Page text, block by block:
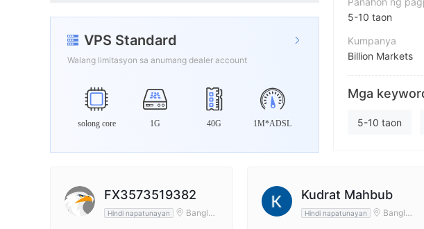
9
VPS Standard
Walang limitasyon sa anumang dealer account
solong core 1G 40G 1M*ADSL
5-10 taon
Kumpanya
Billion Markets
Pagwawasto
Billion Markets
empleyado ng
Mga
5-10 taon
FX3573519382
Hindi napatunayan
Banglad
Kudrat Mahbub
Hindi napatunayan
Banglad